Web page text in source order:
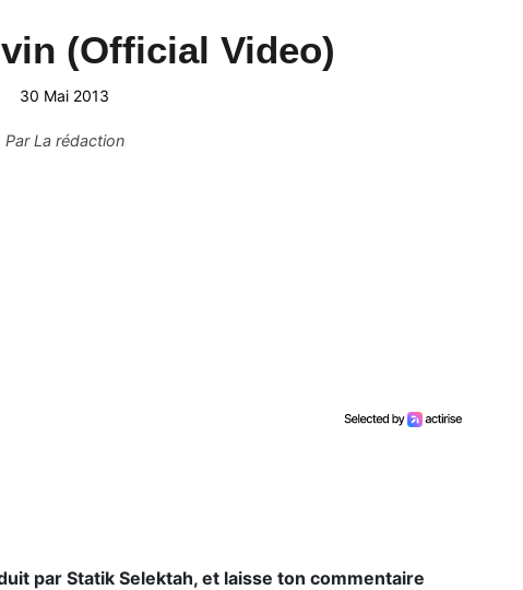
(Official Video)
30 Mai 2013
ParLa rédaction
par Statik Selektah, et laisse ton commentaire